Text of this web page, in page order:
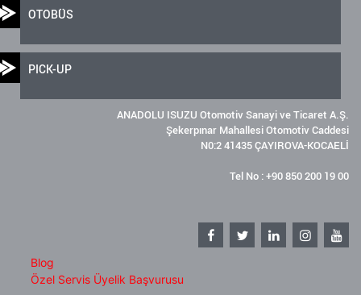
OTOBÜS
PICK-UP
ANADOLU ISUZU Otomotiv Sanayi ve Ticaret A.Ş.
Şekerpınar Mahallesi Otomotiv Caddesi
N0:2 41435 ÇAYIROVA-KOCAELİ
Tel No : +90 850 200 19 00
Blog
Özel Servis Üyelik Başvurusu